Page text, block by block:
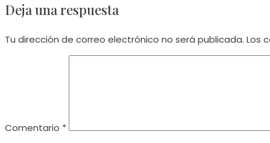
articles
Deja una respuesta
Tu dirección de correo electrónico no será publicada. Los
Comentario *